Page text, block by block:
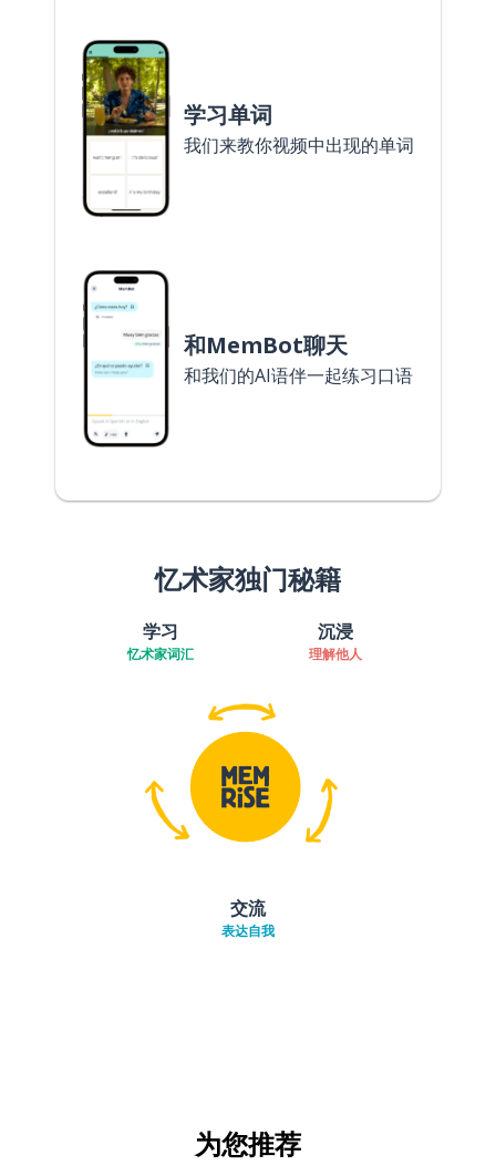
学习单词
我们来教你视频中出现的单词
和MemBot聊天
和我们的AI语伴一起练习口语
忆术家独门秘籍
学习
忆术家词汇
沉浸
理解他人
交流
表达自我
为您推荐